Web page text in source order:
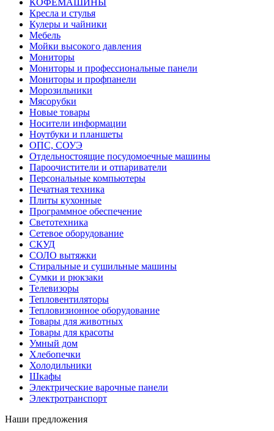
КОФЕМАШИНЫ
Кресла и стулья
Кулеры и чайники
Мебель
Мойки высокого давления
Мониторы
Мониторы и профессиональные панели
Мониторы и профпанели
Морозильники
Мясорубки
Новые товары
Носители информации
Ноутбуки и планшеты
ОПС, СОУЭ
Отдельностоящие посудомоечные машины
Пароочистители и отпариватели
Персональные компьютеры
Печатная техника
Плиты кухонные
Программное обеспечение
Светотехника
Сетевое оборудование
СКУД
СОЛО вытяжки
Стиральные и сушильные машины
Сумки и рюкзаки
Телевизоры
Тепловентиляторы
Тепловизионное оборудование
Товары для животных
Товары для красоты
Умный дом
Хлебопечки
Холодильники
Шкафы
Электрические варочные панели
Электротранспорт
Наши предложения